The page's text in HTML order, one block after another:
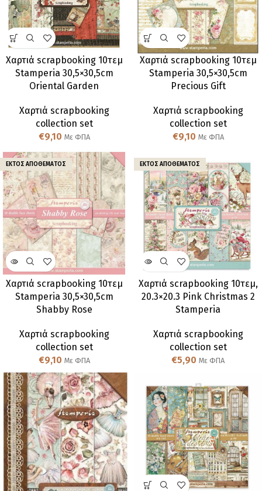
Χαρτιά scrapbooking 10τεμ
Stamperia 30,5×30,5cm
Oriental Garden
Χαρτιά scrapbooking
collection set
€9,10 Με ΦΠΑ
Χαρτιά scrapbooking 10τεμ
Stamperia 30,5×30,5cm
Precious Gift
Χαρτιά scrapbooking
collection set
€9,10 Με ΦΠΑ
ΕΚΤΌΣ ΑΠΟΘΈΜΑΤΟΣ
Χαρτιά scrapbooking 10τεμ
Stamperia 30,5×30,5cm
Shabby Rose
Χαρτιά scrapbooking
collection set
€9,10 Με ΦΠΑ
ΕΚΤΌΣ ΑΠΟΘΈΜΑΤΟΣ
Χαρτιά scrapbooking 10τεμ,
20.3×20.3 Pink Christmas 2
Stamperia
Χαρτιά scrapbooking
collection set
€5,90 Με ΦΠΑ